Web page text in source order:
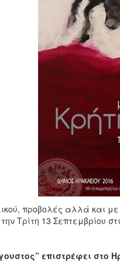
προβολές αλλά και
Τρίτη 13 Σεπτεμβρίου
επιστρέφει στο